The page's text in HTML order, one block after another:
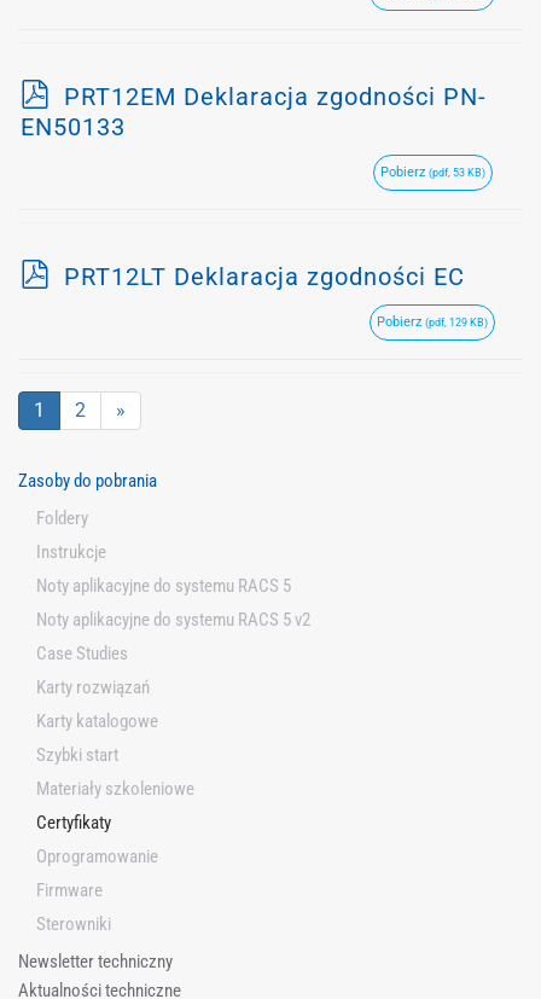
p
d
PRT12EM Deklaracja zgodności PN-
EN50133
Pobierz (pdf, 53 KB)
pPRT12LT Deklaracja zgodności EC
Pobierz (pdf, 129 KB)
1 2 »
Zasoby do pobrania
Foldery
Instrukcje
Noty aplikacyjne do systemu RACS 5
Noty aplikacyjne do systemu RACS 5 v2
Case Studies
Karty rozwiązań
Karty katalogowe
Szybki start
Materiały szkoleniowe
Certyfikaty
Oprogramowanie
Firmware
Sterowniki
Newsletter techniczny
Aktualności techniczne